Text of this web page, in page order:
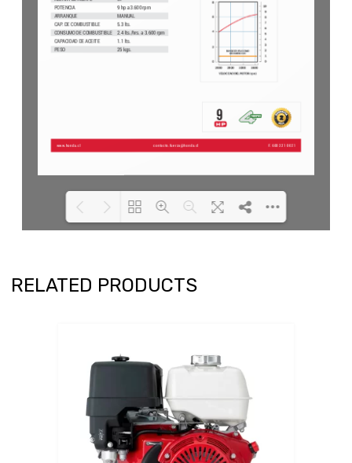
RELATED PRODUCTS